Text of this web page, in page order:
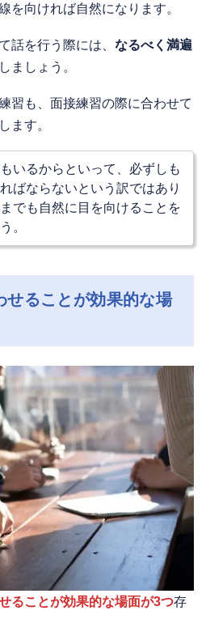
を向ければ自然になります。
話を行う際には、 なるべく満遍
ましょう。
習も、面接練習の際に合わせて
ます。
いるからといって、必ずしも
ばならないという訳ではあり
でも自然に目を向けることを
。
せることが効果的な場
ることが効果的な場面が3つ存